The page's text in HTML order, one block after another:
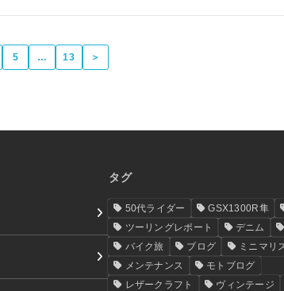
5 … 13 ＞
タグ
50代ライダー GSX1300R隼
ツーリングレポート
デニム
バイク旅
ブログ
ミニマリ
メンテナンス
モトブログ
レザークラフト
ヴィンテージ